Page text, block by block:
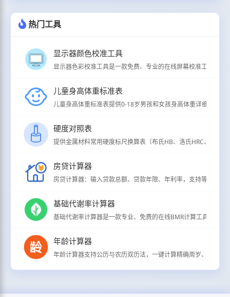
热门工具
显示器颜色校准工具
显示器色彩校准工具是一款免费、专业的在线屏幕校准工具，
儿童身高体重标准表
儿童身高体重标准表提供0-18岁男孩和女孩身高体重详细分级
硬度对照表
提供金属材料常用硬度标尺换算表（布氏HB、洛氏HRC、维氏
房贷计算器
房贷计算器：输入贷款总额、贷款年限、年利率，支持等额本
基础代谢率计算器
基础代谢率计算器是一款专业、免费的在线BMR计算工具，用
年龄计算器
年龄计算器支持公历与农历双历法，一键计算精确周岁、虚岁